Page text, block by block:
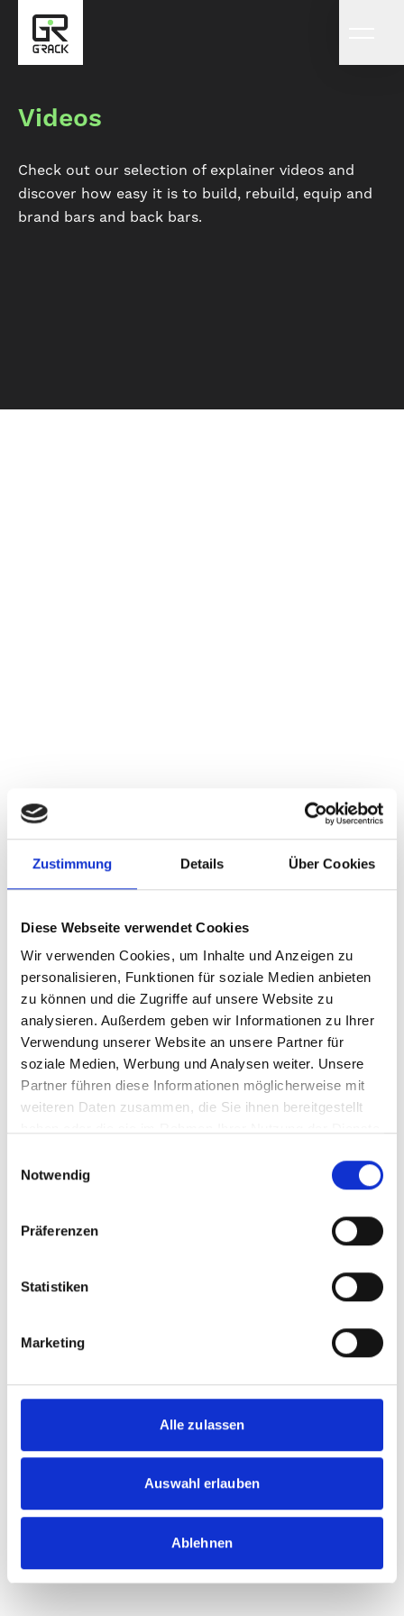
Zustimmung Details Über Cookies
Diese Webseite verwendet Cookies
Wir verwenden Cookies, um Inhalte und Anzeigen zu
personalisieren, Funktionen für soziale Medien anbieten
zu können und die Zugriffe auf unsere Website zu
analysieren. Außerdem geben wir Informationen zu Ihrer
Verwendung unserer Website an unsere Partner für
soziale Medien, Werbung und Analysen weiter. Unsere
Partner führen diese Informationen möglicherweise mit
weiteren Daten zusammen, die Sie ihnen bereitgestellt
Notwendig
Präferenzen
Statistiken
Marketing
Alle zulassen
Auswahl erlauben
Ablehnen
Videos
Check out our selection of explainer videos and
discover how easy it is to build, rebuild, equip and
brand bars and back bars.